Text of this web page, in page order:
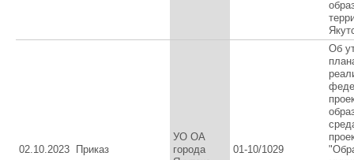
02.10.2023 Приказ
УО ОА
города
01-10/1029
Об